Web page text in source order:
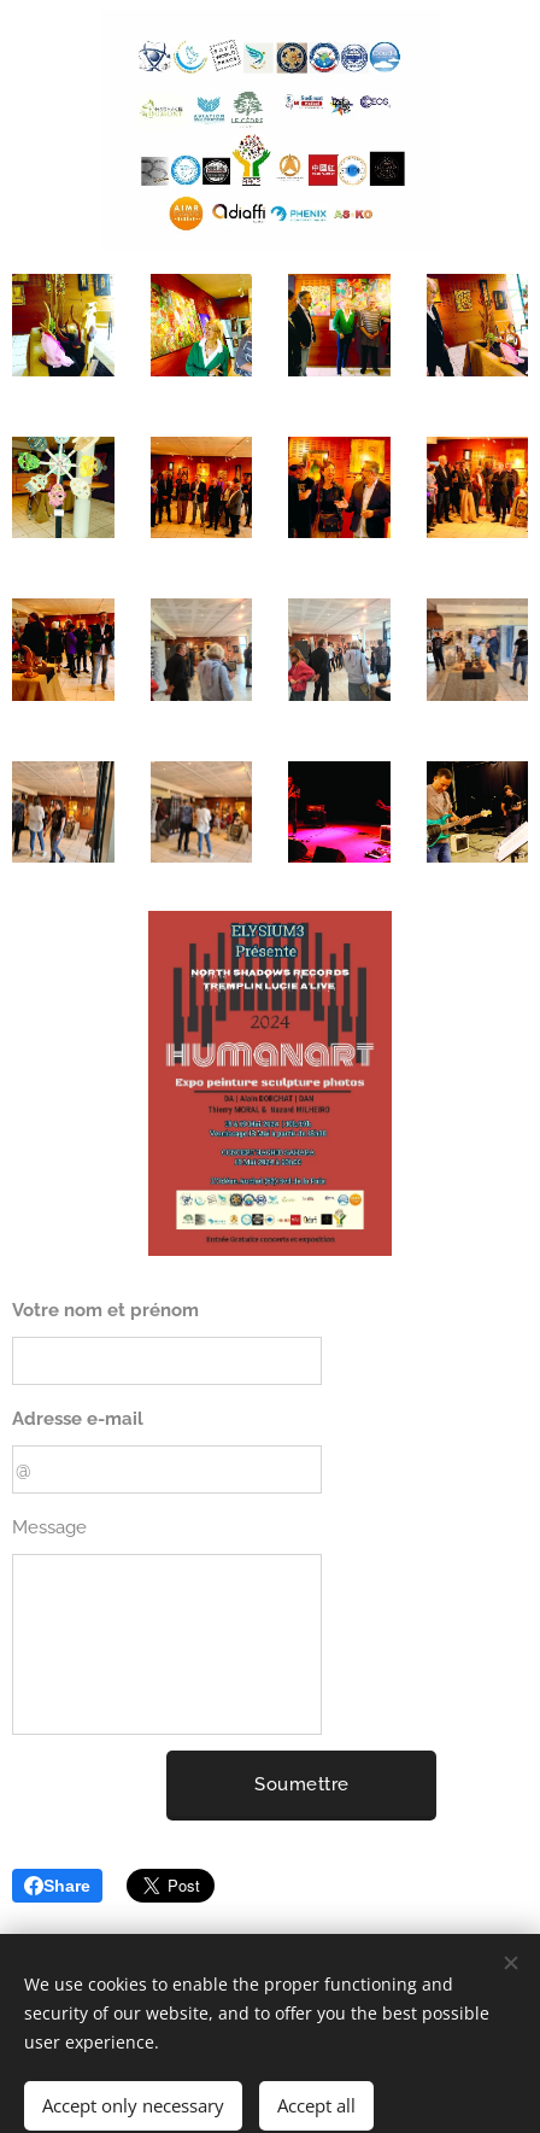
Votre nom et prénom
Adresse e-mail
Message
Soumettre
Share
2001-2025 ELYSIUM3 (c) Tous droits réservés.
Mentions Légales Cookies
We use cookies to enable the proper functioning and
security of our website, and to offer you the best possible
user experience.
Accept only necessary Accept all